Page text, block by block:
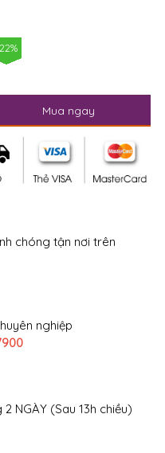
Mua ngay
chóng tận nơi trên
nghiệp
NGÀY (Sau 13h chiều)